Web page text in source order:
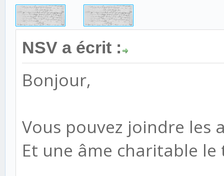
NSV a écrit :
Bonjour,
Vous pouvez joindre les
Et une âme charitable